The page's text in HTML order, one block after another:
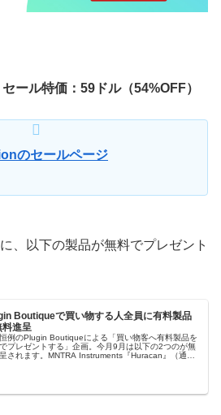
ール特価：59ドル（54%OFF）
のセールページ
、以下の製品が無料でプレゼント
Boutiqueで買い物する人全員に有料製品
料進呈
例のPlugin Boutiqueによる「買い物客へ有料製品を
プレゼントする」企画。今月9月は以下の2つのが無
されます。MNTRA Instruments『Huracan』（通常